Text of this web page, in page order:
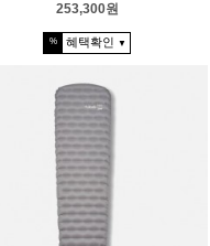
253,300원
% 혜택확인 ▼